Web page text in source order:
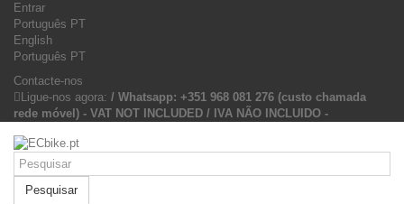
Entrar
Português PT
English
Português PT
Contacte-nos
Ligue-nos agora: / Whatsapp: +351 968 081 276 (custo chamada
rede móvel) - VAT NOT INCLUDED / IVA NÃO INCLUIDO -
Pesquisar